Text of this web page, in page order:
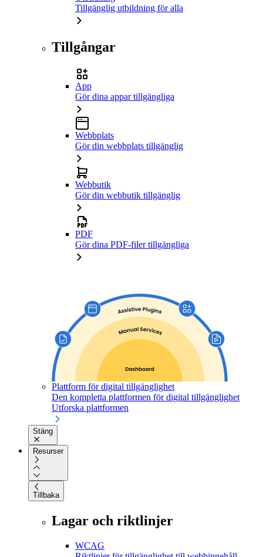
Tillgänglig utbildning för alla
Tillgångar
App
Gör dina appar tillgängliga
Webbplats
Gör din webbplats tillgänglig
Webbutik
Gör din webbutik tillgänglig
PDF
Gör dina PDF-filer tillgängliga
Plattform för digital tillgänglighet
Den kompletta plattformen för digital tillgänglighet
Utforska plattformen
Stäng
Resurser
Tillbaka
Lagar och riktlinjer
WCAG